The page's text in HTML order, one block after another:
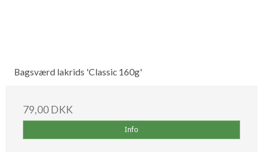
Bagsværd lakrids 'Classic 160g'
79,00 DKK
Info